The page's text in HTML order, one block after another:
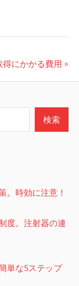
にかかる費用
検索
。時効に注意！
度。注射器の連
単な5ステップ